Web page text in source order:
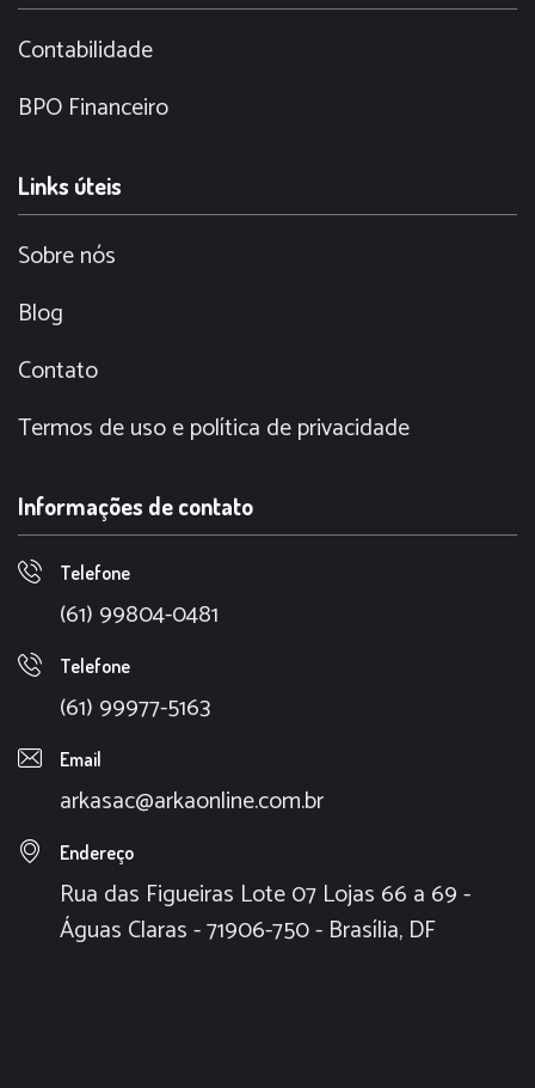
Contabilidade
BPO Financeiro
Links úteis
Sobre nós
Blog
Contato
Termos de uso e política de privacidade
Informações de contato
Telefone
(61) 99804-0481
Telefone
(61) 99977-5163
Email
arkasac@arkaonline.com.br
Endereço
Rua das Figueiras Lote 07 Lojas 66 a 69 -
Águas Claras - 71906-750 - Brasília, DF